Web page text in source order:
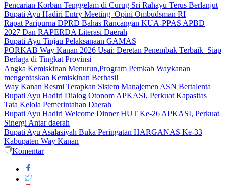
Pencarian Korban Tenggelam di Curug Sri Rahayu Terus Berlanjut
Bupati Ayu Hadiri Entry Meeting Opini Ombudsman RI
Rapat Paripurna DPRD Bahas Rancangan KUA-PPAS APBD
2027 Dan RAPERDA Literasi Daerah
Bupati Ayu Tinjau Pelaksanaan GAMAS
PORKAB Way Kanan 2026 Usai: Deretan Penembak Terbaik Siap
Berlaga di Tingkat Provinsi
Angka Kemiskinan Menurun,Program Pemkab Waykanan
mengentaskan Kemiskinan Berhasil
Way Kanan Resmi Terapkan Sistem Manajemen ASN Bertalenta
Bupati Ayu Hadiri Dialog Otonom APKASI, Perkuat Kapasitas
Tata Kelola Pemerintahan Daerah
Bupati Ayu Hadiri Welcome Dinner HUT Ke-26 APKASI, Perkuat
Sinergi Antar daerah
Bupati Ayu Asalasiyah Buka Peringatan HARGANAS Ke-33
Kabupaten Way Kanan
Komentar